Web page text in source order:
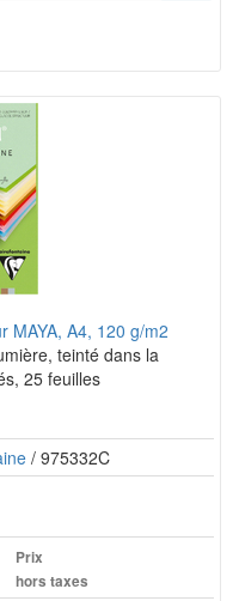
MAYA, A4, 120 g/m2
teinté dans la
25 feuilles
/ 975332C
Prix
hors taxes